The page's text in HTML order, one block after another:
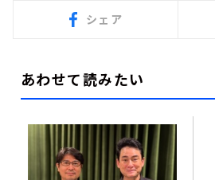
シェア
あわせて読みたい